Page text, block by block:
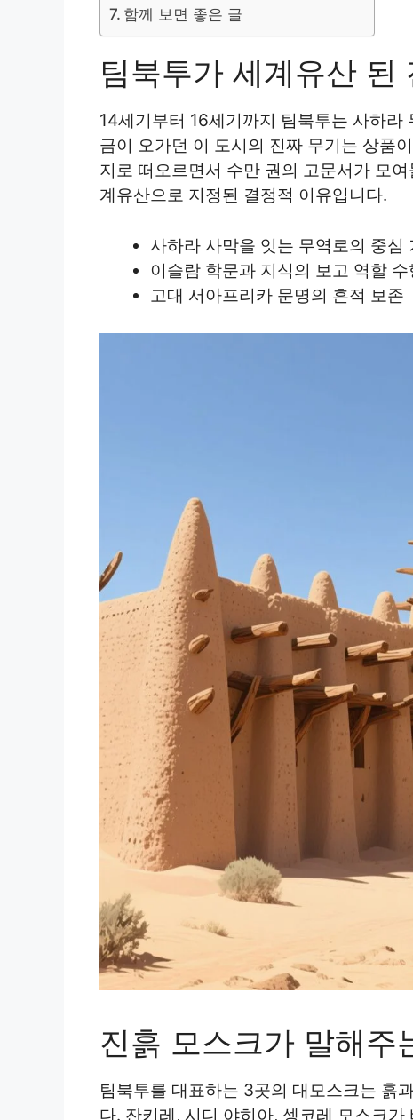
함께 보면 좋은 글
팀북투가 세계유산 된
14세기부터 16세기까지 팀북투는 사하
금이 오가던 이 도시의 진짜 무기는 상품
지로 떠오르면서 수만 권의 고문서가 모
계유산으로 지정된 결정적 이유입니다.
사하라 사막을 잇는 무역로의 중심
이슬람 학문과 지식의 보고 역할 수
고대 서아프리카 문명의 흔적 보존
진흙 모스크가 말해주
팀북투를 대표하는 3곳의 대모스크는 흙
다. 잔키레, 시디 야히아, 셍코레 모스크